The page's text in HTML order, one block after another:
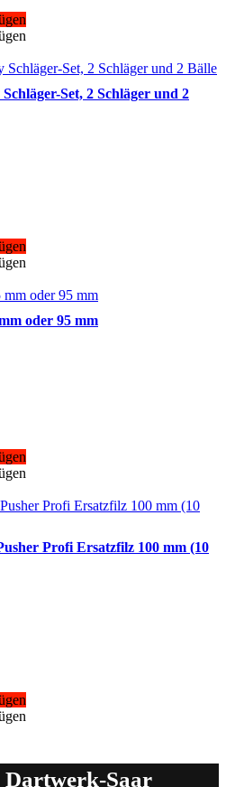
Set, 2 Schläger und 2
oder 95 mm
Profi Ersatzfilz 100 mm (10
Dartwerk-Saar